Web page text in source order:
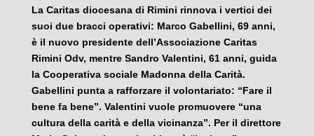
La Caritas diocesana di Rimini rinnova i vertici dei
suoi due bracci operativi: Marco Gabellini, 69 anni,
è il nuovo presidente dell’Associazione Caritas
Rimini Odv, mentre Sandro Valentini, 61 anni, guida
la Cooperativa sociale Madonna della Carità.
Gabellini punta a rafforzare il volontariato: “Fare il
bene fa bene”. Valentini vuole promuovere “una
cultura della carità e della vicinanza”. Per il direttore